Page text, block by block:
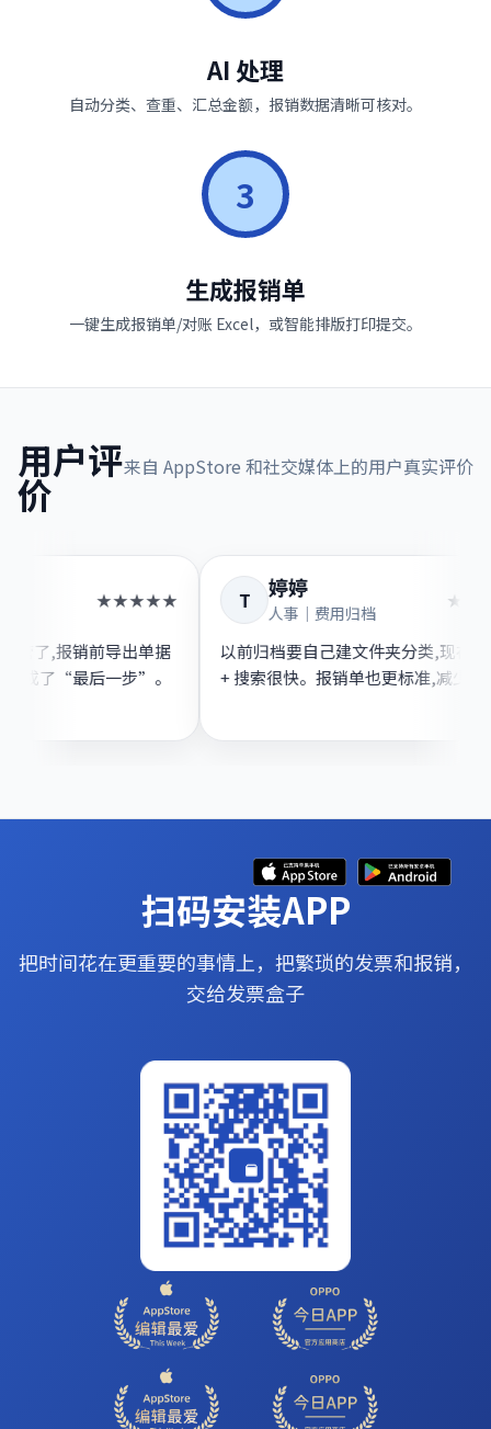
AI 处理
自动分类、查重、汇总金额，报销数据清晰可核对。
3
生成报销单
一键生成报销单/对账 Excel，或智能排版打印提交。
用户评
价
来自 AppStore 和社交媒体上的用户真实评价
咨询｜差旅频繁
★★★★★
票收进来后就不管了,报销前导出单据
交,真的把报销变成了“最后一步”。
T 人事｜费用归档
以前归档要自己建文
+ 搜索很快。报销单
扫码安装APP
把时间花在更重要的事情上，把繁琐的发票和报销，
交给发票盒子